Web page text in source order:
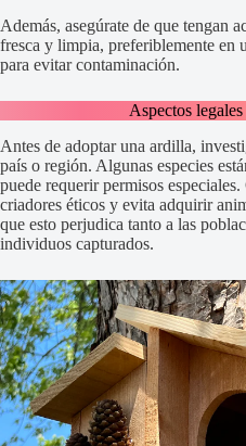
Además, asegúrate de que tengan
fresca y limpia, preferiblemente en
para evitar contaminación.
Aspectos
Antes de adoptar una ardilla,
país o región. Algunas especies
puede requerir permisos
criadores éticos y evita adquirir
que esto perjudica tanto a las
individuos capturados.